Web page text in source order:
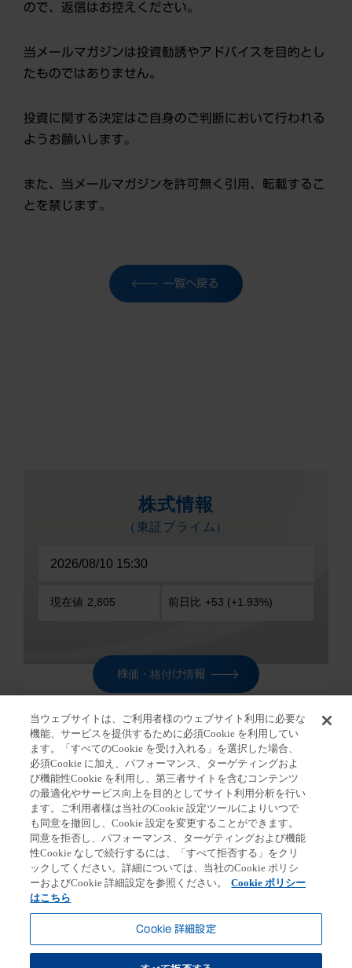
ホーム > 経営説明会を開催
ので、返信はお控えください。
当メールマガジンは投資勧誘やアドバイスを目的とし
たものではありません。
投資に関する決定はご自身のご判断において行われる
ようお願いします。
また、当メールマガジンを許可無く引用、転載するこ
とを禁じます。
一覧へ戻る
株価・格付け情報
第一三共個人情報保護方針 クッキーポリシー
ソーシャルメディアポリシー ご利用条件
アクセシビリティ方針
当ウェブサイトは、ご利用者様のウェブサイト利用に必要な
機能、サービスを提供するために必須Cookie を利用してい
ます。「すべてのCookie を受け入れる」を選択した場合、
必須Cookie に加え、パフォーマンス、ターゲティングおよ
び機能性Cookie を利用し、第三者サイトを含むコンテンツ
の最適化やサービス向上を目的としてサイト利用分析を行い
ます。ご利用者様は当社のCookie 設定ツールによりいつで
も同意を撤回し、Cookie 設定を変更することができます。
同意を拒否し、パフォーマンス、ターゲティングおよび機能
性Cookie なしで続行するには、「すべて拒否する」をクリ
ックしてください。詳細については、当社のCookie ポリシ
ーおよびCookie 詳細設定を参照ください。
Cookie ポリシー
はこちら
Cookie 詳細設定